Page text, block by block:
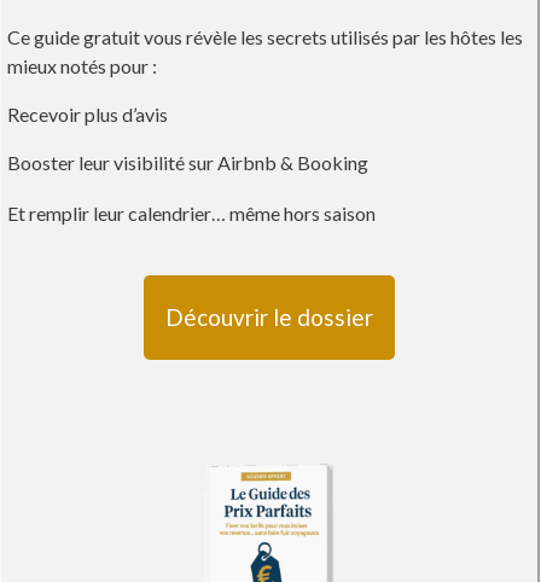
Ce guide gratuit vous révèle les secrets utilisés par les hôtes les
mieux notés pour :
Recevoir plus d’avis
Booster leur visibilité sur Airbnb & Booking
Et remplir leur calendrier… même hors saison
Découvrir le dossier